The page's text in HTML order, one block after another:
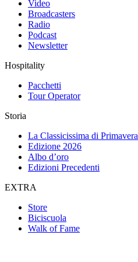
Video
Broadcasters
Radio
Podcast
Newsletter
Hospitality
Pacchetti
Tour Operator
Storia
La Classicissima di Primavera
Edizione 2026
Albo d’oro
Edizioni Precedenti
EXTRA
Store
Biciscuola
Walk of Fame